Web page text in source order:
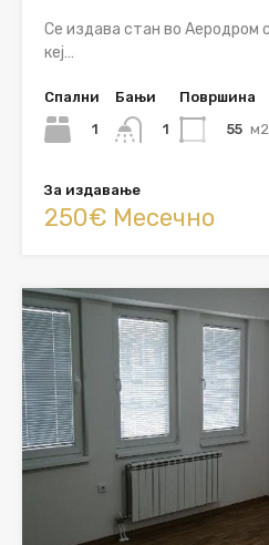
Се издава стан во Аеродром
кеј…
Спални
1
Бањи
1
Површина
55 м2
За издавање
250€ Месечно